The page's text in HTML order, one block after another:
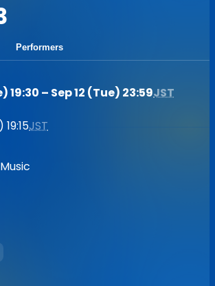
Performers
19:30 – Sep 12 (Tue) 23:59JST
JST